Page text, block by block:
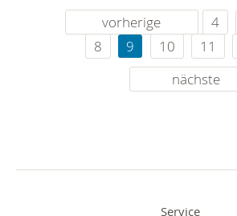
vorherige 4
8
9 10 11
nächste
Service